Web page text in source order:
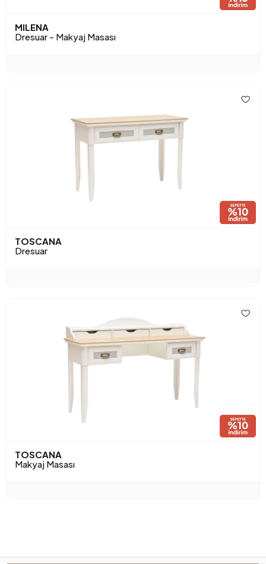
MILENA
Dresuar - Makyaj Masası
TOSCANA
Dresuar
TOSCANA
Makyaj Masası